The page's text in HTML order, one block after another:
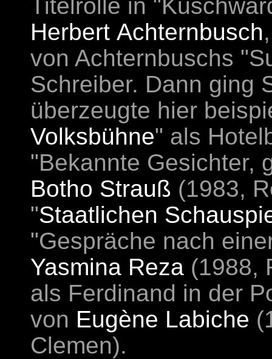
Titelrolle in
Herbert Achternbusch
von Achternbuschs
Schreiber. Dann ging
überzeugte hier
Volksbühne" als
"Bekannte Gesichter,
Botho Strauß (1983,
"Staatlichen
"Gespräche nach
Yasmina Reza (1988,
als Ferdinand in der
von Eugène Labiche
Clemen).